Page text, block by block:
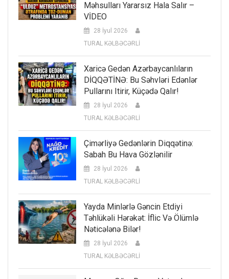
Məhsulları Yararsız Hala Salır –
VİDEO
28 İyul 2026
TURAL KƏLBƏCƏRLİ
Xaricə Gedən Azərbaycanlıların
DİQQƏTİNƏ: Bu Səhvləri Edənlər
Pullarını Itirir, Küçədə Qalır!
28 İyul 2026
TURAL KƏLBƏCƏRLİ
Çimərliyə Gedənlərin Diqqətinə:
Sabah Bu Hava Gözlənilir
28 İyul 2026
TURAL KƏLBƏCƏRLİ
Yayda Minlərlə Gəncin Etdiyi
Təhlükəli Hərəkət: İflic Və Ölümlə
Nəticələnə Bilər!
28 İyul 2026
TURAL KƏLBƏCƏRLİ